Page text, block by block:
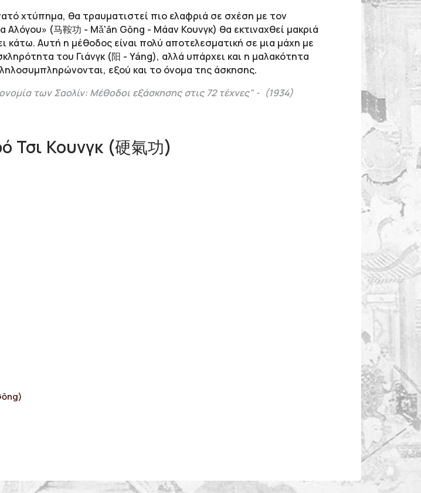
χτύπημα, θα τραυματιστεί πιο ελαφριά σε σχέση με τον
(马鞍功 - Mǎ'ān Gōng - Μάαν Κουνγκ) θα εκτιναχθεί μακριά
Αυτή η μέθοδος είναι πολύ αποτελεσματική σε μια μάχη με
του Γιάνγκ (阳 - Yáng), αλλά υπάρχει και η μαλακότητα
εξού και το όνομα της άσκησης.
των Σαολίν: Μέθοδοι εξάσκησης στις 72 τέχνες" - (1934)
Τσι Κουνγκ (硬氣功)